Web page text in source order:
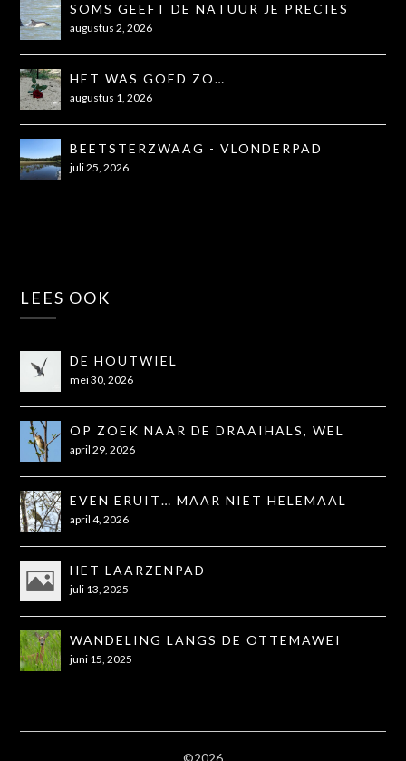
SOMS GEEFT DE NATUUR JE PRECIES
WAT JE NODIG HEBT
augustus 2, 2026
HET WAS GOED ZO…
augustus 1, 2026
BEETSTERZWAAG - VLONDERPAD
juli 25, 2026
LEES OOK
DE HOUTWIEL
mei 30, 2026
OP ZOEK NAAR DE DRAAIHALS, WEL
GEZIEN, NIET OP DE FOTO
april 29, 2026
EVEN ERUIT… MAAR NIET HELEMAAL
ZOALS GEHOOPT
april 4, 2026
HET LAARZENPAD
juli 13, 2025
WANDELING LANGS DE OTTEMAWEI
juni 15, 2025
©2026